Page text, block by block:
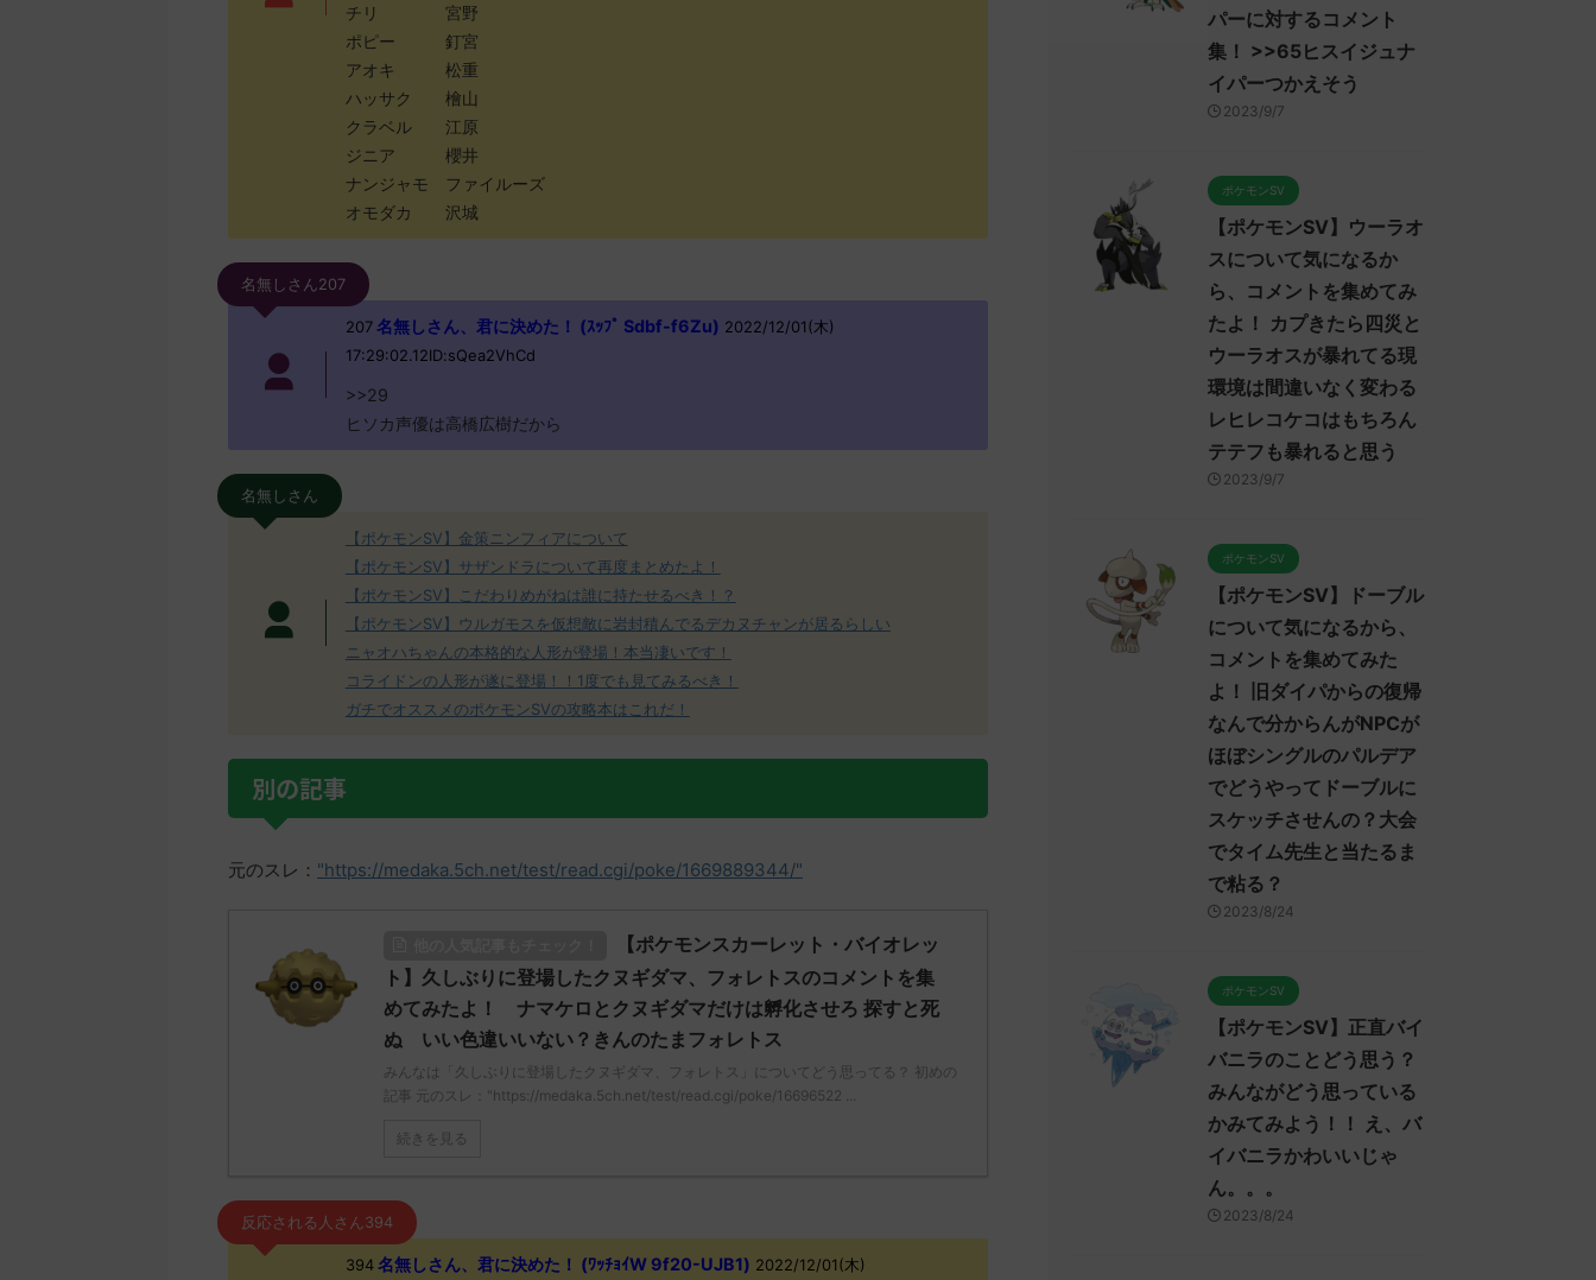
チリ 宮野
ポピー 釘宮
アオキ 松重
ハッサク 檜山
クラベル 江原
ジニア 櫻井
ナンジャモ ファイルーズ
オモダカ 沢城
名無しさん207
207名無しさん、君に決めた！ (ｽｯﾌﾟ Sdbf-f6Zu) 2022/12/01(木)
17:29:02.12ID:sQea2VhCd
>>29
ヒソカ声優は高橋広樹だから
名無しさん
【ポケモンSV】金策ニンフィアについて
【ポケモンSV】サザンドラについて再度まとめたよ！
【ポケモンSV】こだわりめがねは誰に持たせるべき！？
【ポケモンSV】ウルガモスを仮想敵に岩封積んでるデカヌチャンが居るらしい
ニャオハちゃんの本格的な人形が登場！本当凄いです！
コライドンの人形が遂に登場！！1度でも見てみるべき！
ガチでオススメのポケモンSVの攻略本はこれだ！
別の記事
元のスレ： "https://medaka.5ch.net/test/read.cgi/poke/1669889344/"
【ポケモンスカーレット・バイオレッ
ト】久しぶりに登場したクヌギダマ、フォレトスのコメントを集
めてみたよ！ ナマケロとクヌギダマだけは孵化させろ 探すと死
ぬ いい色違いいない？きんのたまフォレトス
みんなは「久しぶりに登場したクヌギダマ、フォレトス」についてどう思ってる？ 初めの
記事 元のスレ："https://medaka.5ch.net/test/read.cgi/poke/16696522 ...
続きを見る
反応される人さん394
394名無しさん、君に決めた！ (ﾜｯﾁｮｲW 9f20-UJB1) 2022/12/01(木)
パーに対するコメント
集！ >>65ヒスイジュナ
イパーつかえそう
2023/9/7
ポケモンSV
【ポケモンSV】ウーラオ
スについて気になるか
ら、コメントを集めてみ
たよ！ カプきたら四災と
ウーラオスが暴れてる現
環境は間違いなく変わる
レヒレコケコはもちろん
テテフも暴れると思う
2023/9/7
ポケモンSV
【ポケモンSV】ドーブル
について気になるから、
コメントを集めてみた
よ！ 旧ダイパからの復帰
なんで分からんがNPCが
ほぼシングルのパルデア
でどうやってドーブルに
スケッチさせんの？大会
でタイム先生と当たるま
で粘る？
2023/8/24
ポケモンSV
【ポケモンSV】正直バイ
バニラのことどう思う？
みんながどう思っている
かみてみよう！！ え、バ
イバニラかわいいじゃ
ん。。。
2023/8/24